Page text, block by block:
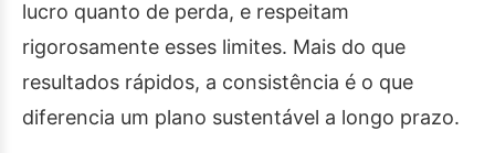
lucro quanto de perda, e respeitam
rigorosamente esses limites. Mais do que
resultados rápidos, a consistência é o que
diferencia um plano sustentável a longo prazo.